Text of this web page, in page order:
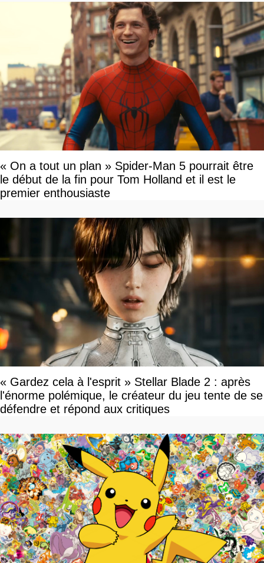
« On a tout un plan » Spider-Man 5 pourrait être
le début de la fin pour Tom Holland et il est le
premier enthousiaste
« Gardez cela à l'esprit » Stellar Blade 2 : après
l'énorme polémique, le créateur du jeu tente de se
défendre et répond aux critiques